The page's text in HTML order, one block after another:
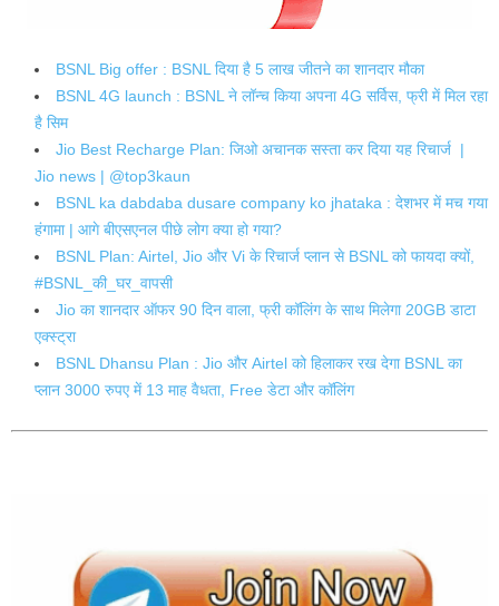
BSNL Big offer : BSNL दिया है 5 लाख जीतने का शानदार मौका
BSNL 4G launch : BSNL ने लॉन्च किया अपना 4G सर्विस, फ्री में मिल रहा
है सिम
Jio Best Recharge Plan: जिओ अचानक सस्ता कर दिया यह रिचार्ज |
Jio news | @top3kaun
BSNL ka dabdaba dusare company ko jhataka : देशभर में मच गया
हंगामा | आगे बीएसएनल पीछे लोग क्या हो गया?
BSNL Plan: Airtel, Jio और Vi के रिचार्ज प्लान से BSNL को फायदा क्यों,
#BSNL_की_घर_वापसी
Jio का शानदार ऑफर 90 दिन वाला, फ्री कॉलिंग के साथ मिलेगा 20GB डाटा
एक्स्ट्रा
BSNL Dhansu Plan : Jio और Airtel को हिलाकर रख देगा BSNL का
प्लान 3000 रुपए में 13 माह वैधता, Free डेटा और कॉलिंग